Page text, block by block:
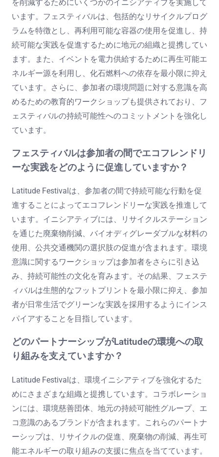
を削減するためにいくつかのイニシアティブを実施して
います。フェスティバルは、包括的なリサイクルプログ
ラムを特徴とし、再利用可能な容器の使用を促進し、持
続可能な実践を促進するために地元の組織と提携してい
ます。また、イベントを電力供給するために再生可能エ
ネルギー源を利用し、化石燃料への依存を最小限に抑え
ています。さらに、参加者の環境問題に対する意識を高
めるための教育的ワークショップも提供されており、フ
ェスティバルの持続可能性へのコミットメントを強化し
ています。
フェスティバルは参加者の間でエコフレンドリ
ーな実践をどのように促進していますか？
Latitude Festivalは、参加者の間で持続可能な行動を促
進することによってエコフレンドリーな実践を推進して
います。イニシアティブには、リサイクルステーション
を通じた廃棄物削減、バイオディグレーダブルな材料の
使用、公共交通機関の選択肢の促進が含まれます。環境
意識に関するワークショップは参加者をさらに引き込
み、持続可能性の文化を育みます。その結果、フェステ
ィバルは生態的なフットプリントを最小限に抑え、参加
者が日常生活でグリーンな実践を採用するようにインス
パイアすることを目指しています。
どのパートナーシップがLatitudeの環境への取
り組みを支えていますか？
Latitude Festivalは、環境イニシアティブを強化するた
めにさまざまな組織と提携しています。コラボレーショ
ンには、環境慈善団体、地元の持続可能性グループ、エ
コ意識のあるブランドが含まれます。これらのパートナ
ーシップは、リサイクルの促進、廃棄物の削減、再生可
能エネルギーの取り組みの支援に焦点を当てています。